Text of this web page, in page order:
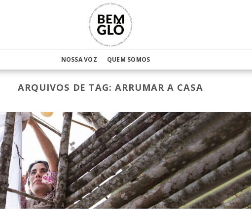
NOSSA VOZ QUEM SOMOS
ARQUIVOS DE TAG: ARRUMAR A CASA